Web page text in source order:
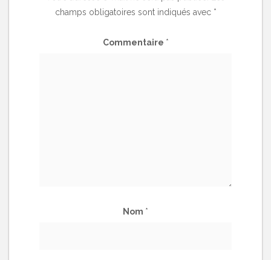
champs obligatoires sont indiqués avec *
Commentaire *
Nom *